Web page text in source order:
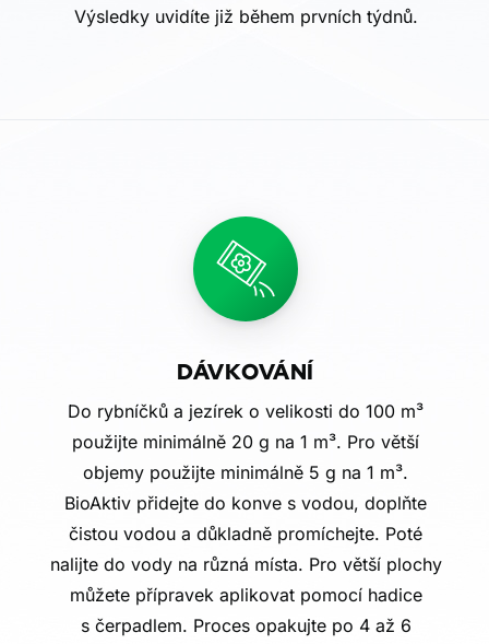
Výsledky uvidíte již během prvních týdnů.
DÁVKOVÁNÍ
Do rybníčků a jezírek o velikosti do 100 m³
použijte minimálně 20 g na 1 m³. Pro větší
objemy použijte minimálně 5 g na 1 m³.
BioAktiv přidejte do konve s vodou, doplňte
čistou vodou a důkladně promíchejte. Poté
nalijte do vody na různá místa. Pro větší plochy
můžete přípravek aplikovat pomocí hadice
s čerpadlem. Proces opakujte po 4 až 6